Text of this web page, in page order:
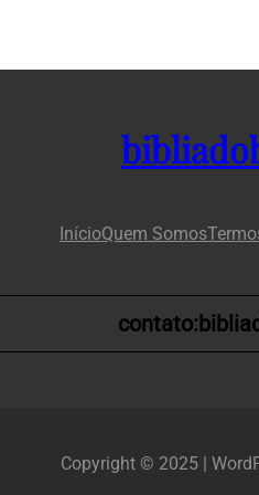
InícioQuem Somos
Copyright © 2025 |